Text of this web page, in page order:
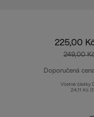
225,00
249,00
Doporučená
Včetně částky
24,11 Kč